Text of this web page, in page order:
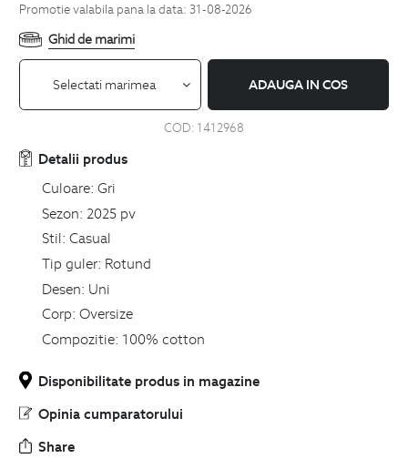
Promotie valabila pana la data: 31-08-2026
Ghid de marimi
Selectati marimea ADAUGA IN COS
COD: 1412968
Detalii produs
Culoare: Gri
Sezon: 2025 pv
Stil: Casual
Tip guler: Rotund
Desen: Uni
Corp: Oversize
Compozitie: 100% cotton
Disponibilitate produs in magazine
Opinia cumparatorului
Share